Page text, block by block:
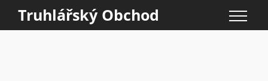
Truhlářský Obchod